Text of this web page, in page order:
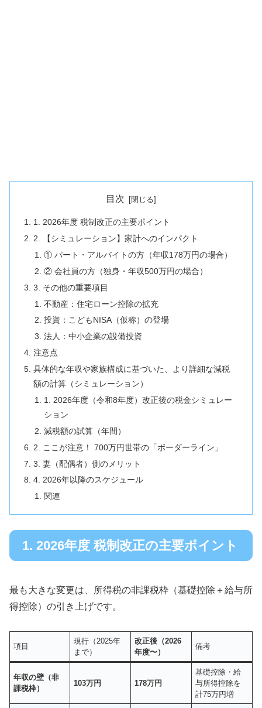
目次
1. 2026年度 税制改正の主要ポイント
2. 【シミュレーション】家計へのインパクト
① パート・アルバイトの方（年収178万円の場合）
② 会社員の方（独身・年収500万円の場合）
3. その他の重要項目
不動産：住宅ローン控除の拡充
投資：こどもNISA（仮称）の登場
法人：中小企業の設備投資
注意点
具体的な年収や家族構成に基づいた、より詳細な減税
額の計算（シミュレーション）
1. 2026年度（令和8年度）改正後の税金シミュレー
ション
減税額の試算（年間）
2. ここが注意！ 700万円世帯の「ボーダーライン」
3. 妻（配偶者）側のメリット
4. 2026年以降のスケジュール
関連
1. 2026年度 税制改正の主要ポイント
最も大きな変更は、所得税の非課税枠（基礎控除＋給与所
得控除）の引き上げです。
項目
現行（2025年
まで）
改正後（2026
年度〜）
備考
年収の壁（非
課税枠）
103万円 178万円
基礎控除・給
与所得控除を
計75万円増